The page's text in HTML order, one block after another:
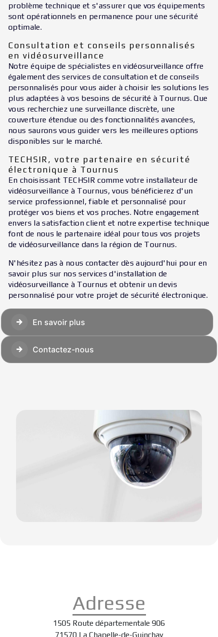
problème technique et s'assurer que vos équipements
sont opérationnels en permanence pour une sécurité
optimale.
Consultation et conseils personnalisés
en vidéosurveillance
Notre équipe de spécialistes en vidéosurveillance offre
également des services de consultation et de conseils
personnalisés pour vous aider à choisir les solutions les
plus adaptées à vos besoins de sécurité à Tournus. Que
vous recherchiez une surveillance discrète, une
couverture étendue ou des fonctionnalités avancées,
nous saurons vous guider vers les meilleures options
disponibles sur le marché.
TECHSIR, votre partenaire en sécurité
électronique à Tournus
En choisissant TECHSIR comme votre installateur de
vidéosurveillance à Tournus, vous bénéficierez d'un
service professionnel, fiable et personnalisé pour
protéger vos biens et vos proches. Notre engagement
envers la satisfaction client et notre expertise technique
font de nous le partenaire idéal pour tous vos projets
de vidéosurveillance dans la région de Tournus.
N'hésitez pas à nous contacter dès aujourd'hui pour en
savoir plus sur nos services d'installation de
vidéosurveillance à Tournus et obtenir un devis
personnalisé pour votre projet de sécurité électronique.
En savoir plus
Contactez-nous
Adresse
1505 Route départementale 906
71570 La Chapelle-de-Guinchay